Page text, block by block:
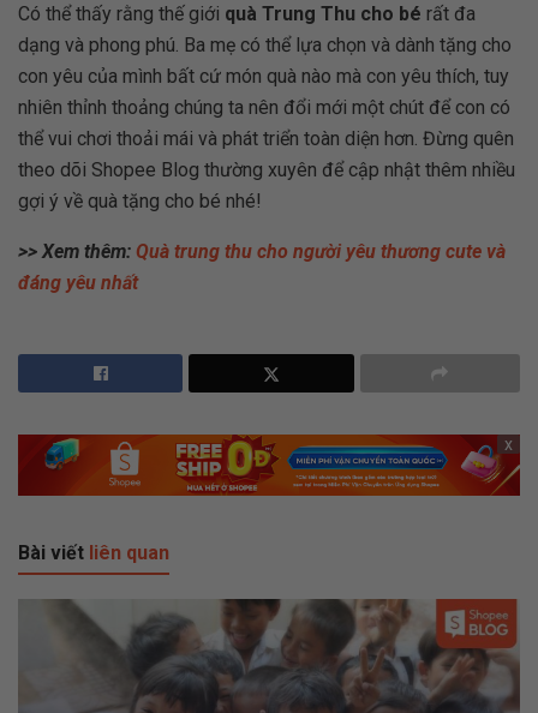
Có thể thấy rằng thế giới quà Trung Thu cho bé rất đa
dạng và phong phú. Ba mẹ có thể lựa chọn và dành tặng cho
con yêu của mình bất cứ món quà nào mà con yêu thích, tuy
nhiên thỉnh thoảng chúng ta nên đổi mới một chút để con có
thể vui chơi thoải mái và phát triển toàn diện hơn. Đừng quên
theo dõi Shopee Blog thường xuyên để cập nhật thêm nhiều
gợi ý về quà tặng cho bé nhé!
>> Xem thêm: Quà trung thu cho người yêu thương cute và
đáng yêu nhất
x
Bài viết liên quan